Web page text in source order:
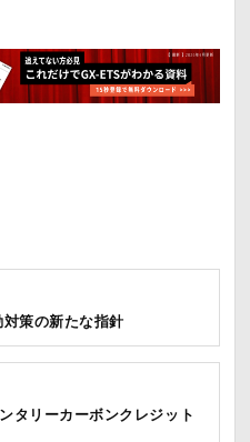
対策の新たな指針
タリーカーボンクレジット